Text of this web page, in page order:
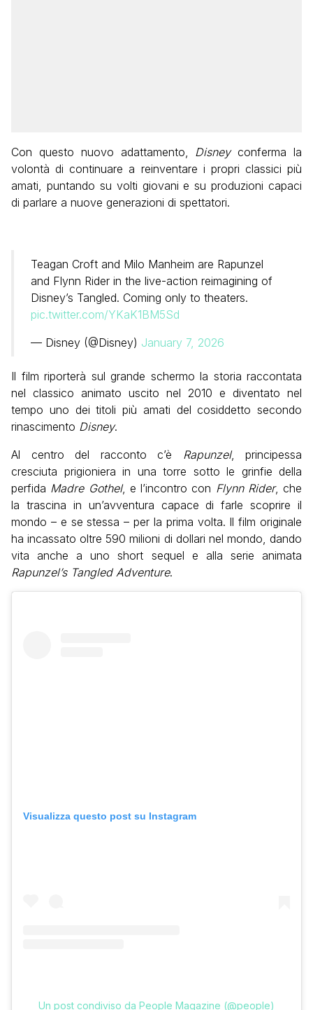
Con questo nuovo adattamento, Disneyconferma la
volontà di continuare a reinventare i propri classici più
amati, puntando su volti giovani e su produzioni capaci
di parlare a nuove generazioni di spettatori.
Teagan Croft and Milo Manheim are Rapunzel
and Flynn Rider in the live-action reimagining of
Disney’s Tangled. Coming only to theaters.
pic.twitter.com/YKaK1BM5Sd
— Disney (@Disney) January 7, 2026
Il film riporterà sul grande schermo la storia raccontata
nel classico animato uscito nel 2010 e diventato nel
tempo uno dei titoli più amati del cosiddetto secondo
rinascimento Disney.
Al centro del racconto c’è Rapunzel, principessa
cresciuta prigioniera in una torre sotto le grinfie della
perfida Madre Gothel, e l’incontro con Flynn Rider, che
la trascina in un’avventura capace di farle scoprire il
mondo – e se stessa – per la prima volta. Il film originale
ha incassato oltre 590 milioni di dollari nel mondo, dando
vita anche a uno short sequel e alla serie animata
Rapunzel’s Tangled Adventure.
Visualizza questo post su Instagram
Un post condiviso da People Magazine (@people)